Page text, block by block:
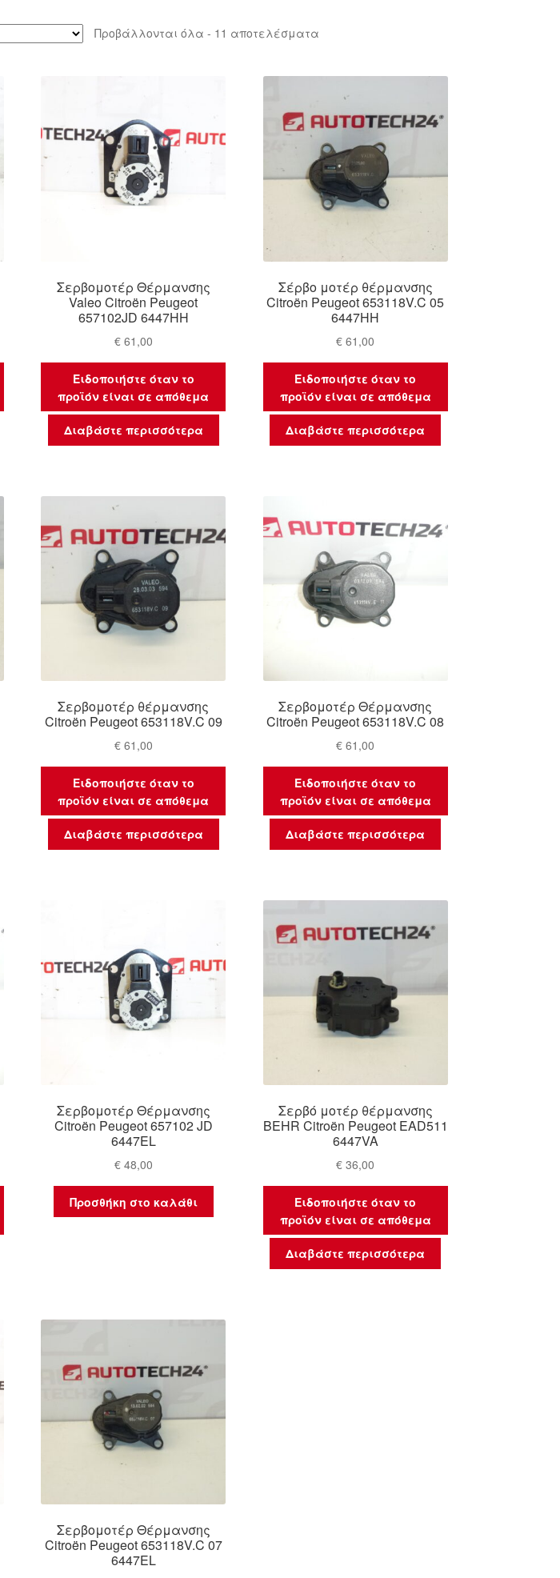
Προβάλλονται όλα - 11 αποτελέσματαSorted
Σερβομοτέρ Θέρμανσης
Valeo Citroën Peugeot
657102JD 6447HH
€61,00
Ειδοποιήστε όταν το
προϊόν είναι σε απόθεμα
Διαβάστε περισσότερα
Σέρβο μοτέρ θέρμανσης
Citroën Peugeot 653118V.C 05
6447HH
€ 61,00
Ειδοποιήστε όταν το
προϊόν είναι σε απόθεμα
Διαβάστε περισσότερα
Σερβομοτέρ θέρμανσης
Citroën Peugeot 653118V.C 09
€61,00
Ειδοποιήστε όταν το
προϊόν είναι σε απόθεμα
Διαβάστε περισσότερα
Σερβομοτέρ Θέρμανσης
Citroën Peugeot 653118V.C 08
€ 61,00
Ειδοποιήστε όταν το
προϊόν είναι σε απόθεμα
Διαβάστε περισσότερα
Σερβομοτέρ Θέρμανσης
Citroën Peugeot 657102 JD
6447EL
€48,00
Προσθήκη στο καλάθι
Σερβό μοτέρ θέρμανσης
BEHR Citroën Peugeot EAD511
6447VA
€ 36,00
Ειδοποιήστε όταν το
προϊόν είναι σε απόθεμα
Διαβάστε περισσότερα
Σερβομοτέρ Θέρμανσης
Citroën Peugeot 653118V.C 07
6447EL